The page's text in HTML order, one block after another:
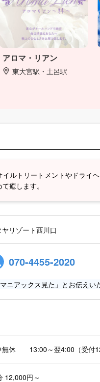
アロマ・リアン
東大宮駅・土呂駅
ルトリートメントやドライ
癒します。
リゾート西川口
070-4455-2020
マニアックス見た」とお伝え
無休 13:00～翌4:00（受付
12,000円～